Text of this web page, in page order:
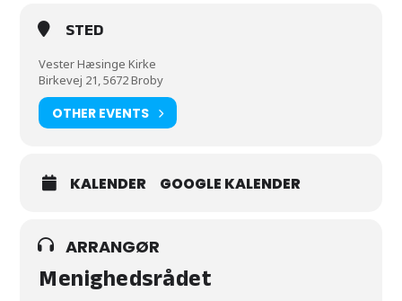
STED
Vester Hæsinge Kirke
Birkevej 21, 5672 Broby
OTHER EVENTS
KALENDER GOOGLE KALENDER
ARRANGØR
Menighedsrådet